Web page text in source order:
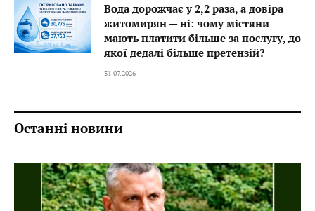
Вода дорожчає у 2,2 раза, а довіра
житомирян — ні: чому містяни
мають платити більше за послугу, до
якої дедалі більше претензій?
31.07.2026
Останні новини